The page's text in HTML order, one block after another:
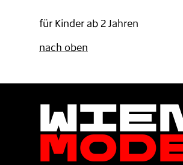
,
DI
,
für Kinder ab 2 Jahren
nach oben